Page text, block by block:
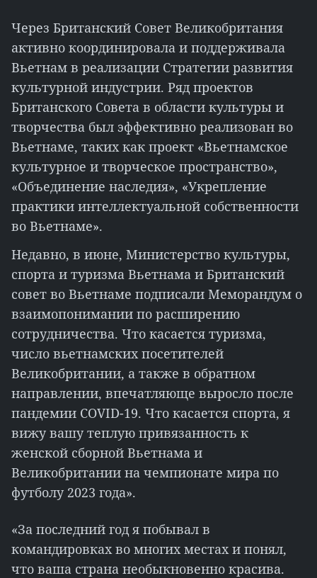
Через Британский Совет Великобритания
активно координировала и поддерживала
Вьетнам в реализации Стратегии развития
культурной индустрии. Ряд проектов
Британского Совета в области культуры и
творчества был эффективно реализован во
Вьетнаме, таких как проект «Вьетнамское
культурное и творческое пространство»,
«Объединение наследия», «Укрепление
практики интеллектуальной собственности
во Вьетнаме».
Недавно, в июне, Министерство культуры,
спорта и туризма Вьетнама и Британский
совет во Вьетнаме подписали Меморандум о
взаимопонимании по расширению
сотрудничества. Что касается туризма,
число вьетнамских посетителей
Великобритании, а также в обратном
направлении, впечатляюще выросло после
пандемии COVID-19. Что касается спорта, я
вижу вашу теплую привязанность к
женской сборной Вьетнама и
Великобритании на чемпионате мира по
футболу 2023 года».
«За последний год я побывал в
командировках во многих местах и понял,
что ваша страна необыкновенно красива.